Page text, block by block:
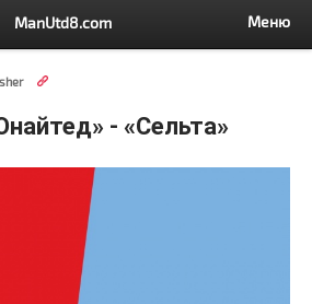
ManUtd8.com Меню
- «Сельта»